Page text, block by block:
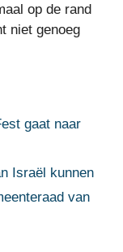
op de rand
niet genoeg
gaat naar
Israël kunnen
van